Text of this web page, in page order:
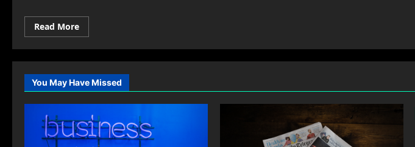
Read MoreRead
more
Wohnräume
mit
Farben
harmonisch
gestalten
You May Have Missed